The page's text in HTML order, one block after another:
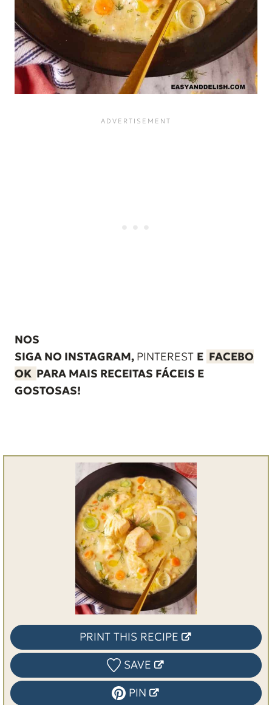
NOS
SIGA NO INSTAGRAM, PINTEREST E FACEBO
OK PARA MAIS RECEITAS FÁCEIS E
GOSTOSAS!
PRINT THIS RECIPE
SAVE
PIN